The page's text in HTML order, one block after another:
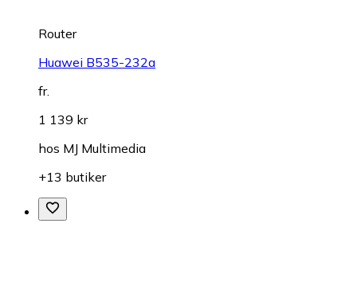
Router
Huawei B535-232a
fr.
1 139 kr
hos MJ Multimedia
+13 butiker